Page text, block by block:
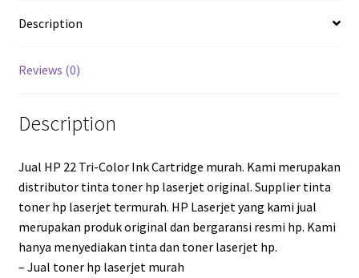
Description
Reviews (0)
Description
Jual HP 22 Tri-Color Ink Cartridge murah. Kami merupakan
distributor tinta toner hp laserjet original. Supplier tinta
toner hp laserjet termurah. HP Laserjet yang kami jual
merupakan produk original dan bergaransi resmi hp. Kami
hanya menyediakan tinta dan toner laserjet hp.
– Jual toner hp laserjet murah